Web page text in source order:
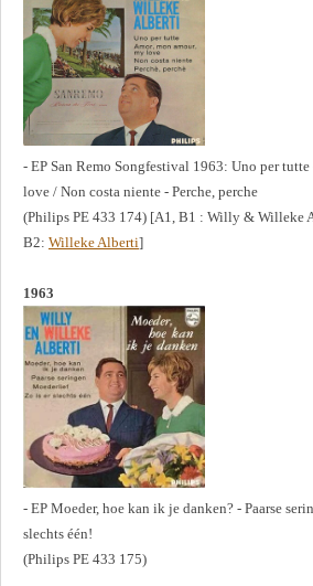
- EP San Remo Songfestival 1963: Uno per
love / Non costa niente - Perche, perche
(Philips PE 433 174) [A1, B1 : Willy & Willeke
B2: Willeke Alberti]
1963
- EP Moeder, hoe kan ik je danken? - Paarse
slechts één!
(Philips PE 433 175)